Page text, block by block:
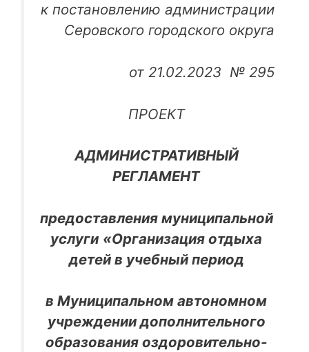
к постановлению администрации
Серовского городского округа
от 21.02.2023 № 295
ПРОЕКТ
АДМИНИСТРАТИВНЫЙ
РЕГЛАМЕНТ
предоставления муниципальной
услуги «Организация отдыха
детей в учебный период
в Муниципальном автономном
учреждении дополнительного
образования оздоровительно-